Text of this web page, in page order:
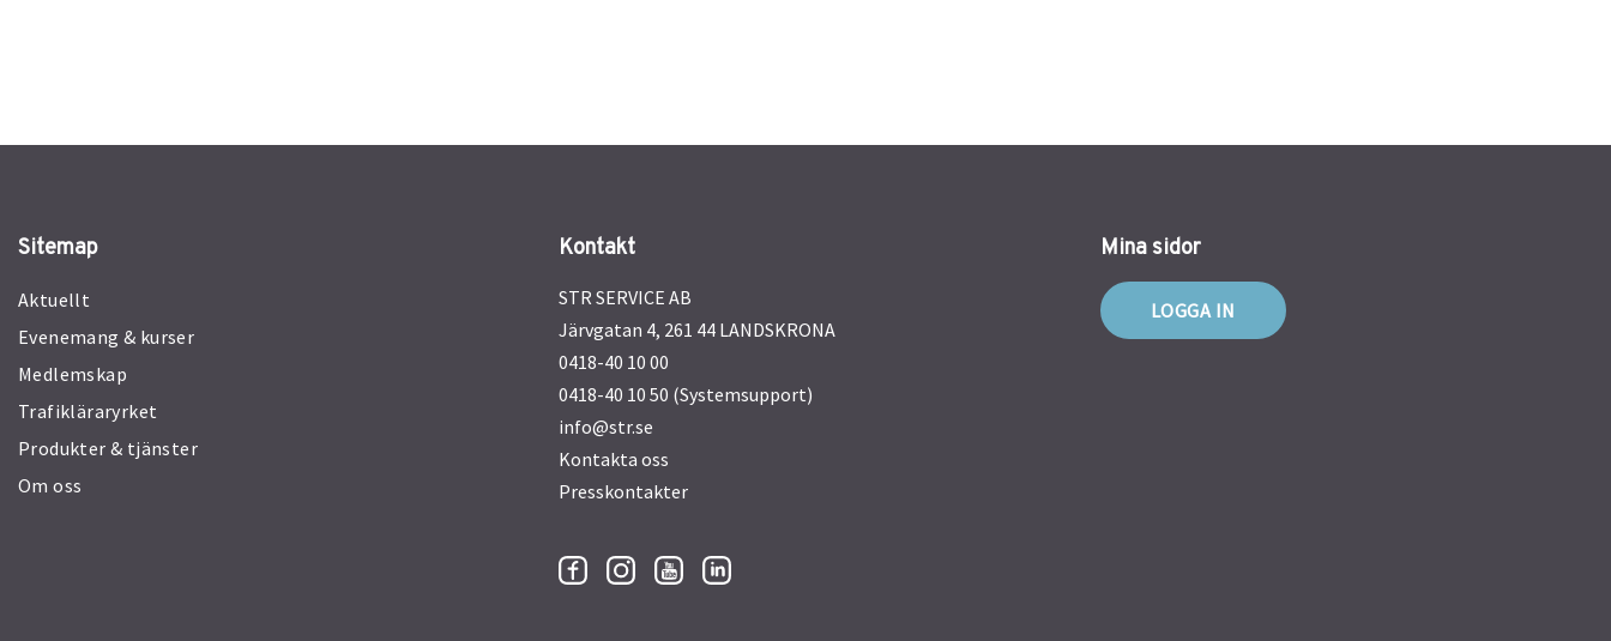
Sitemap
Aktuellt
Evenemang & kurser
Medlemskap
Trafikläraryrket
Produkter & tjänster
Om oss
Kontakt
STR SERVICE AB
Järvgatan 4, 261 44 LANDSKRONA
0418-40 10 00
0418-40 10 50 (Systemsupport)
info@str.se
Kontakta oss
Presskontakter
Mina sidor
LOGGA IN